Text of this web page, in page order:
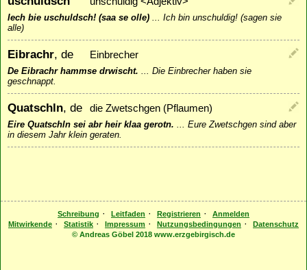
Iech bie uschuldsch! (saa se olle) ... Ich bin unschuldig! (sagen sie
alle)
Eibrachr, de Einbrecher
De Eibrachr hammse drwischt. ... Die Einbrecher haben sie
geschnappt.
Quatschln, de die Zwetschgen (Pflaumen)
Eire Quatschln sei abr heir klaa gerotn. ... Eure Zwetschgen sind aber
in diesem Jahr klein geraten.
Schreibung · Leitfaden · Registrieren ·
Anmelden
Mitwirkende · Statistik · Impressum · Nutzungsbedingungen ·
Datenschutz
© Andreas Göbel 2018 www.erzgebirgisch.de